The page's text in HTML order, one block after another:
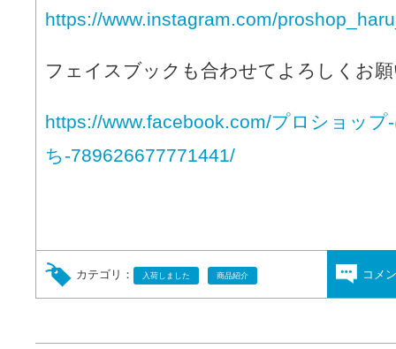
https://www.instagram.com/
フェイスブックも合わせてよろしくお
https://www.facebook.com/プロショップ
ち-789626677771441/
カテゴリ： 入荷しました 商品紹介 コメ